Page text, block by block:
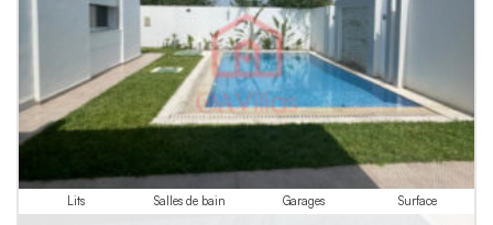
Lits Salles de bain Garages Surface